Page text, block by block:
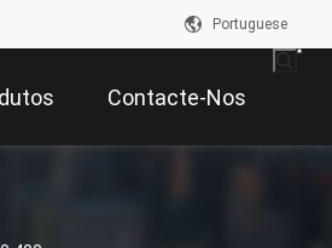
Portuguese
Contacte-Nos